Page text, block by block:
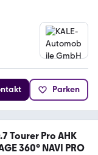
Parken
Tourer Pro AHK
360° NAVI PRO